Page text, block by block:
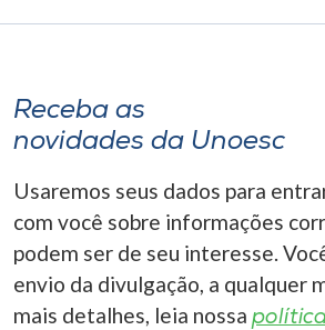
Receba as
novidades da Unoesc
Usaremos seus dados para
com você sobre informações
podem ser de seu interesse.
envio da divulgação, a qualquer
mais detalhes, leia nossa